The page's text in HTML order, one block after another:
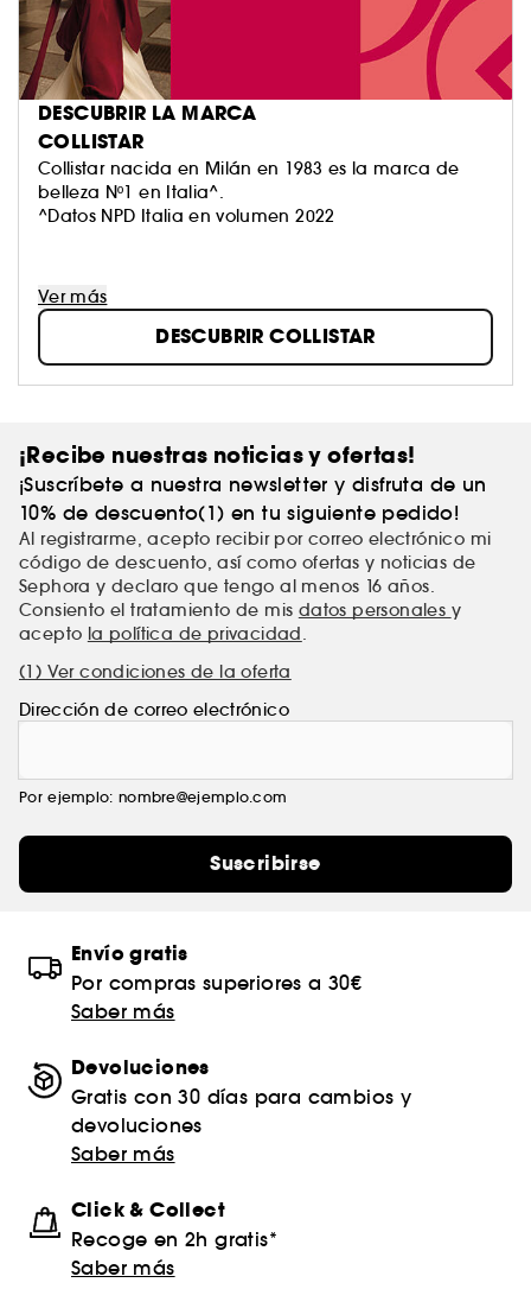
DESCUBRIR LA MARCA
COLLISTAR
Collistar nacida en Milán en 1983 es la marca de
belleza Nº1 en Italia^.
^Datos NPD Italia en volumen 2022
Ver más
DESCUBRIR COLLISTAR
¡Recibe nuestras noticias y ofertas!
¡Suscríbete a nuestra newsletter y disfruta de un
10% de descuento(1) en tu siguiente pedido!
Al registrarme, acepto recibir por correo electrónico mi
código de descuento, así como ofertas y noticias de
Sephora y declaro que tengo al menos 16 años.
Consiento el tratamiento de mis datos personales y
acepto la política de privacidad.
(1) Ver condiciones de la oferta
Dirección de correo electrónico
Por ejemplo: nombre@ejemplo.com
Suscribirse
Envío gratis
Por compras superiores a 30€
Saber más
Devoluciones
Gratis con 30 días para cambios y
devoluciones
Saber más
Click & Collect
Recoge en 2h gratis*
Saber más